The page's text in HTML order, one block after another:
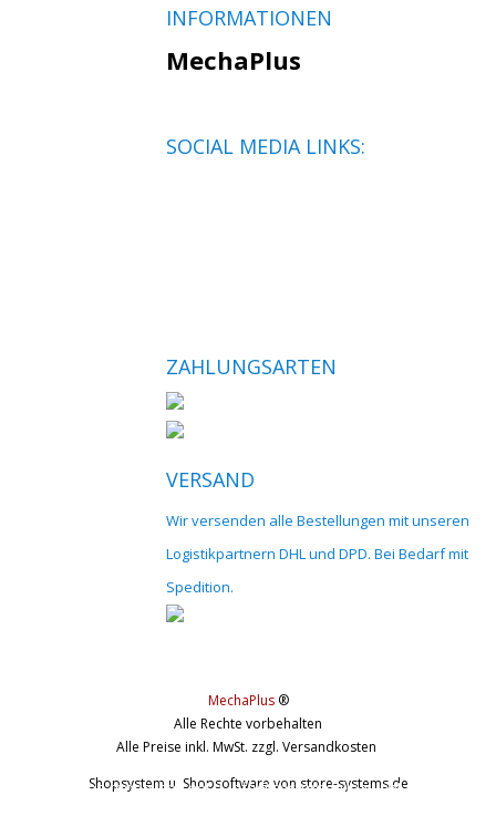
© 2017 cnc-modellbau.net | info@cnc-modellbau.net | +49
INFORMATIONEN
MechaPlus
SOCIAL MEDIA LINKS:
ZAHLUNGSARTEN
VERSAND
Wir versenden alle Bestellungen mit unseren
Logistikpartnern DHL und DPD. Bei Bedarf mit
Spedition.
MechaPlus ®
Alle Rechte vorbehalten
Alle Preise inkl. MwSt. zzgl. Versandkosten
Shopsystem u. Shopsoftware von store-systems.de